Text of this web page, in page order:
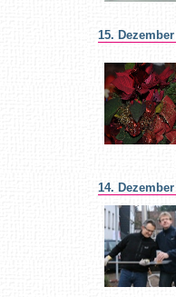
15. Dezember
14. Dezember